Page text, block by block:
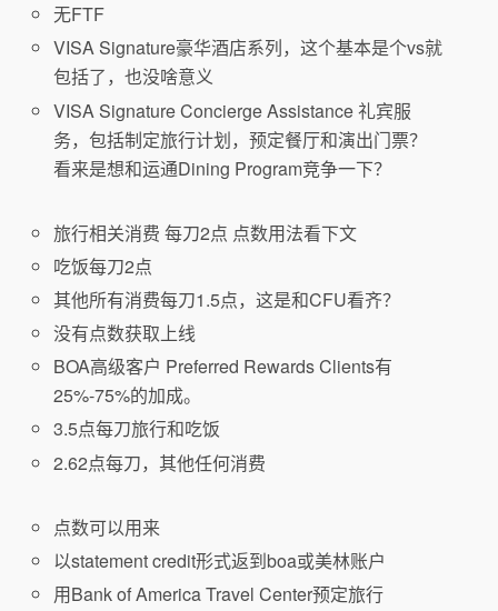
无FTF
VISA Signature豪华酒店系列，这个基本是个vs就
包括了，也没啥意义
VISA Signature Concierge Assistance 礼宾服
务，包括制定旅行计划，预定餐厅和演出门票？
看来是想和运通Dining Program竞争一下？
旅行相关消费 每刀2点 点数用法看下文
吃饭每刀2点
其他所有消费每刀1.5点，这是和CFU看齐？
没有点数获取上线
BOA高级客户 Preferred Rewards Clients有
25%-75%的加成。
3.5点每刀旅行和吃饭
2.62点每刀，其他任何消费
点数可以用来
以statement credit形式返到boa或美林账户
用Bank of America Travel Center预定旅行